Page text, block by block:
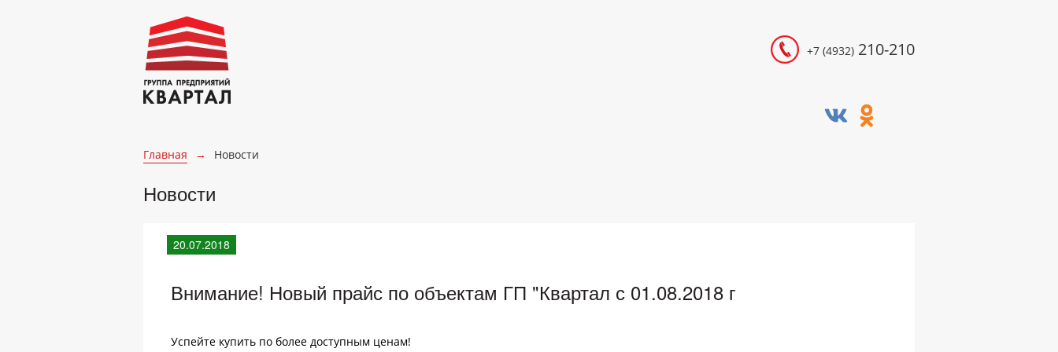
+7 (4932) 210-210
Главная → Новости
Новости
20.07.2018
Внимание! Новый прайс по объектам ГП "Квартал с 01.08.2018 г
Успейте купить по более доступным ценам!